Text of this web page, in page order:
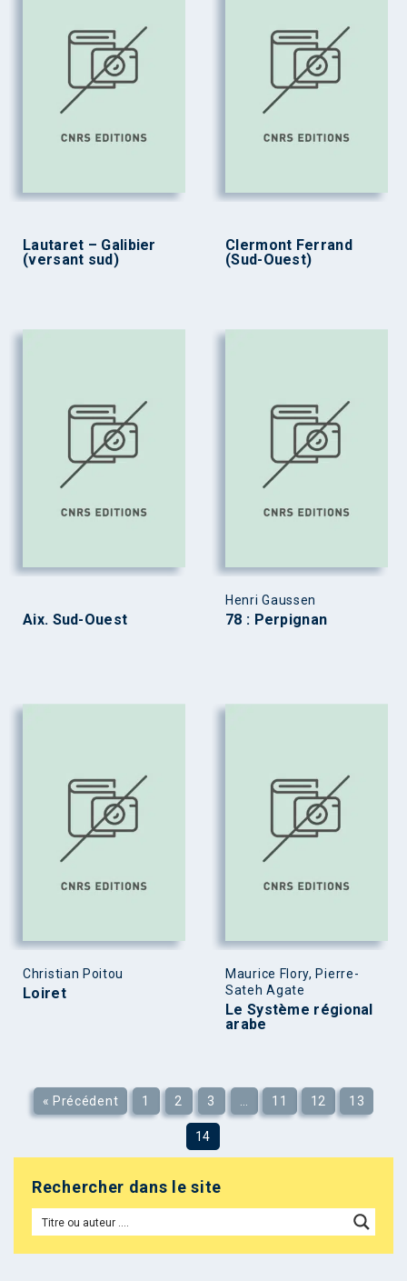
Lautaret – Galibier
(versant sud)
Clermont Ferrand
(Sud-Ouest)
Aix. Sud-Ouest
Henri Gaussen
78 : Perpignan
Christian Poitou
Loiret
Maurice Flory, Pierre-
Sateh Agate
Le Système régional
arabe
« Précédent 1 2 3 … 11 12 13
14
Rechercher dans le site